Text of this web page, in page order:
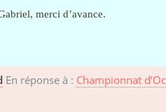
merci d’avance.
En réponse à : Championnat